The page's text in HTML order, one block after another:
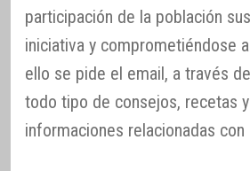
participación de la población
iniciativa y comprometiéndose
ello se pide el email, a través
todo tipo de consejos, recetas
informaciones relacionadas con